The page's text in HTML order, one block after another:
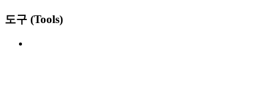
도구 (Tools)